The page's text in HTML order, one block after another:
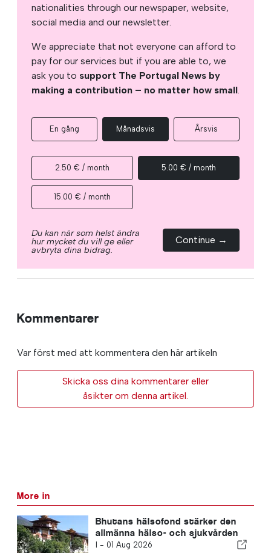
nationalities through our newspaper, website,
social media and our newsletter.
We appreciate that not everyone can afford to
pay for our services but if you are able to, we
ask you to support The Portugal News by
making a contribution – no matter how small.
En gång Månadsvis Årsvis
2.50 € / month 5.00 € / month
15.00 € / month
Du kan när som helst ändra
hur mycket du vill ge eller
avbryta dina bidrag.
Continue →
Kommentarer
Var först med att kommentera den här artikeln
Skicka oss dina kommentarer eller
åsikter om denna artikel.
More in
Bhutans hälsofond stärker den
allmänna hälso- och sjukvården
I - 01 Aug 2026